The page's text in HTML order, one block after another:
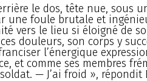
le dos, tête nue, sous
une foule brutale et
vers le lieu si éloigné de
douleurs, son corps y
l’énergique
et comme ses membres
— J’ai froid », répondit